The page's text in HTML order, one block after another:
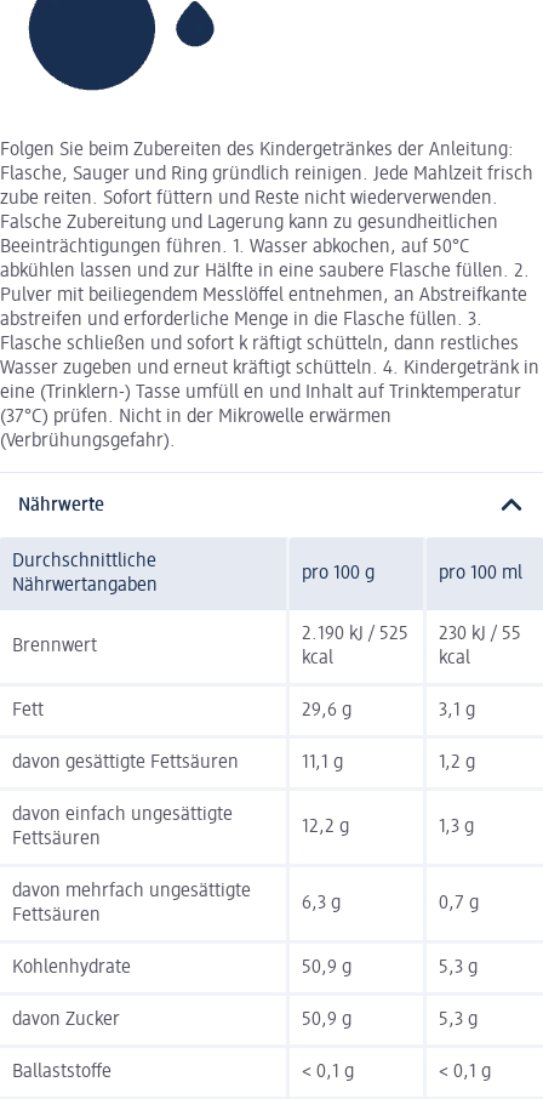
Folgen Sie beim Zubereiten des Kindergetränkes der Anleitung:
Flasche, Sauger und Ring gründlich reinigen. Jede Mahlzeit frisch
zube reiten. Sofort füttern und Reste nicht wiederverwenden.
Falsche Zubereitung und Lagerung kann zu gesundheitlichen
Beeinträchtigungen führen. 1. Wasser abkochen, auf 50°C
abkühlen lassen und zur Hälfte in eine saubere Flasche füllen. 2.
Pulver mit beiliegendem Messlöffel entnehmen, an Abstreifkante
abstreifen und erforderliche Menge in die Flasche füllen. 3.
Flasche schließen und sofort k räftigt schütteln, dann restliches
Wasser zugeben und erneut kräftigt schütteln. 4. Kindergetränk in
eine (Trinklern-) Tasse umfüll en und Inhalt auf Trinktemperatur
(37°C) prüfen. Nicht in der Mikrowelle erwärmen
(Verbrühungsgefahr).
Nährwerte
Durchschnittliche
Nährwertangaben
pro 100 g pro 100 ml
Brennwert
2.190 kJ / 525
kcal
230 kJ / 55
kcal
Fett 29,6 g 3,1 g
davon gesättigte Fettsäuren 11,1 g 1,2 g
davon einfach ungesättigte
Fettsäuren
12,2 g 1,3 g
davon mehrfach ungesättigte
Fettsäuren
6,3 g 0,7 g
Kohlenhydrate 50,9 g 5,3 g
davon Zucker 50,9 g 5,3 g
Ballaststoffe < 0,1 g < 0,1 g